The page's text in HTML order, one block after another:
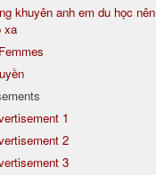
khuyên anh em du học nên
xa
1
2
3